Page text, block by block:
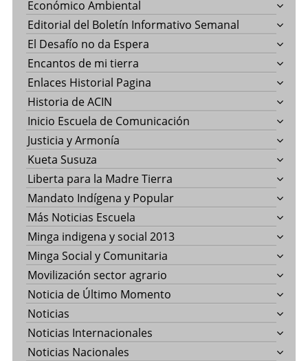
Económico Ambiental
Editorial del Boletín Informativo Semanal
El Desafío no da Espera
Encantos de mi tierra
Enlaces Historial Pagina
Historia de ACIN
Inicio Escuela de Comunicación
Justicia y Armonía
Kueta Susuza
Liberta para la Madre Tierra
Mandato Indígena y Popular
Más Noticias Escuela
Minga indigena y social 2013
Minga Social y Comunitaria
Movilización sector agrario
Noticia de Último Momento
Noticias
Noticias Internacionales
Noticias Nacionales